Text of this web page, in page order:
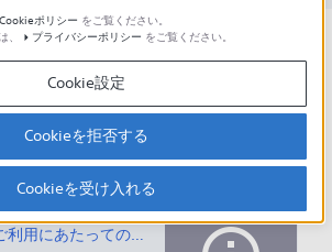
製品に関する重要なお知らせ
お知らせ
例紹介
動画でサポートご利用にあたってのお願い
Cookieポリシー をご覧ください。
、
プライバシーポリシー をご覧ください。
Cookie設定
Cookieを拒否する
Cookieを受け入れる